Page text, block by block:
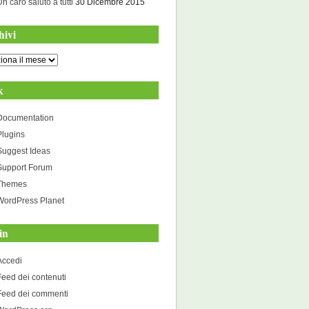
caro saluto a tutti 30 Dicembre 2015
Ideas
Forum
Planet
dei contenuti
dei commenti